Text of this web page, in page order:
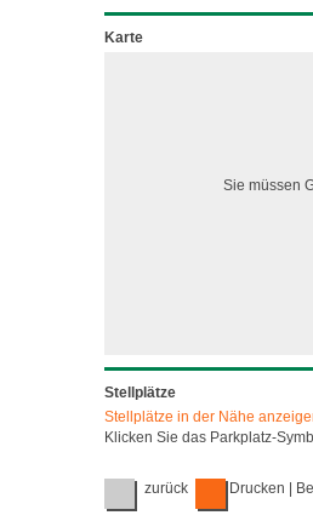
Karte
Sie müssen
Stellplätze
Stellplätze in der Nähe
Klicken Sie das Parkplatz-
zurück Drucken |